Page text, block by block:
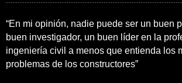
“En mi opinión, nadie puede ser un buen
buen investigador, un buen líder en la
ingeniería civil a menos que entienda los
problemas de los constructores”